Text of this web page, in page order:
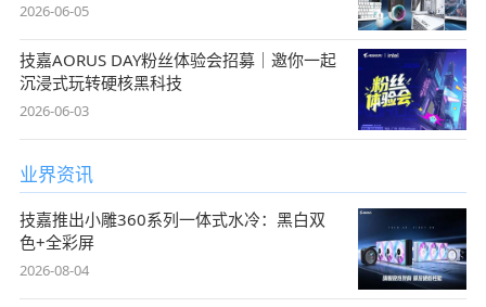
2026-06-05
技嘉AORUS DAY粉丝体验会招募｜邀你一起
沉浸式玩转硬核黑科技
2026-06-03
业界资讯
技嘉推出小雕360系列一体式水冷：黑白双
色+全彩屏
2026-08-04